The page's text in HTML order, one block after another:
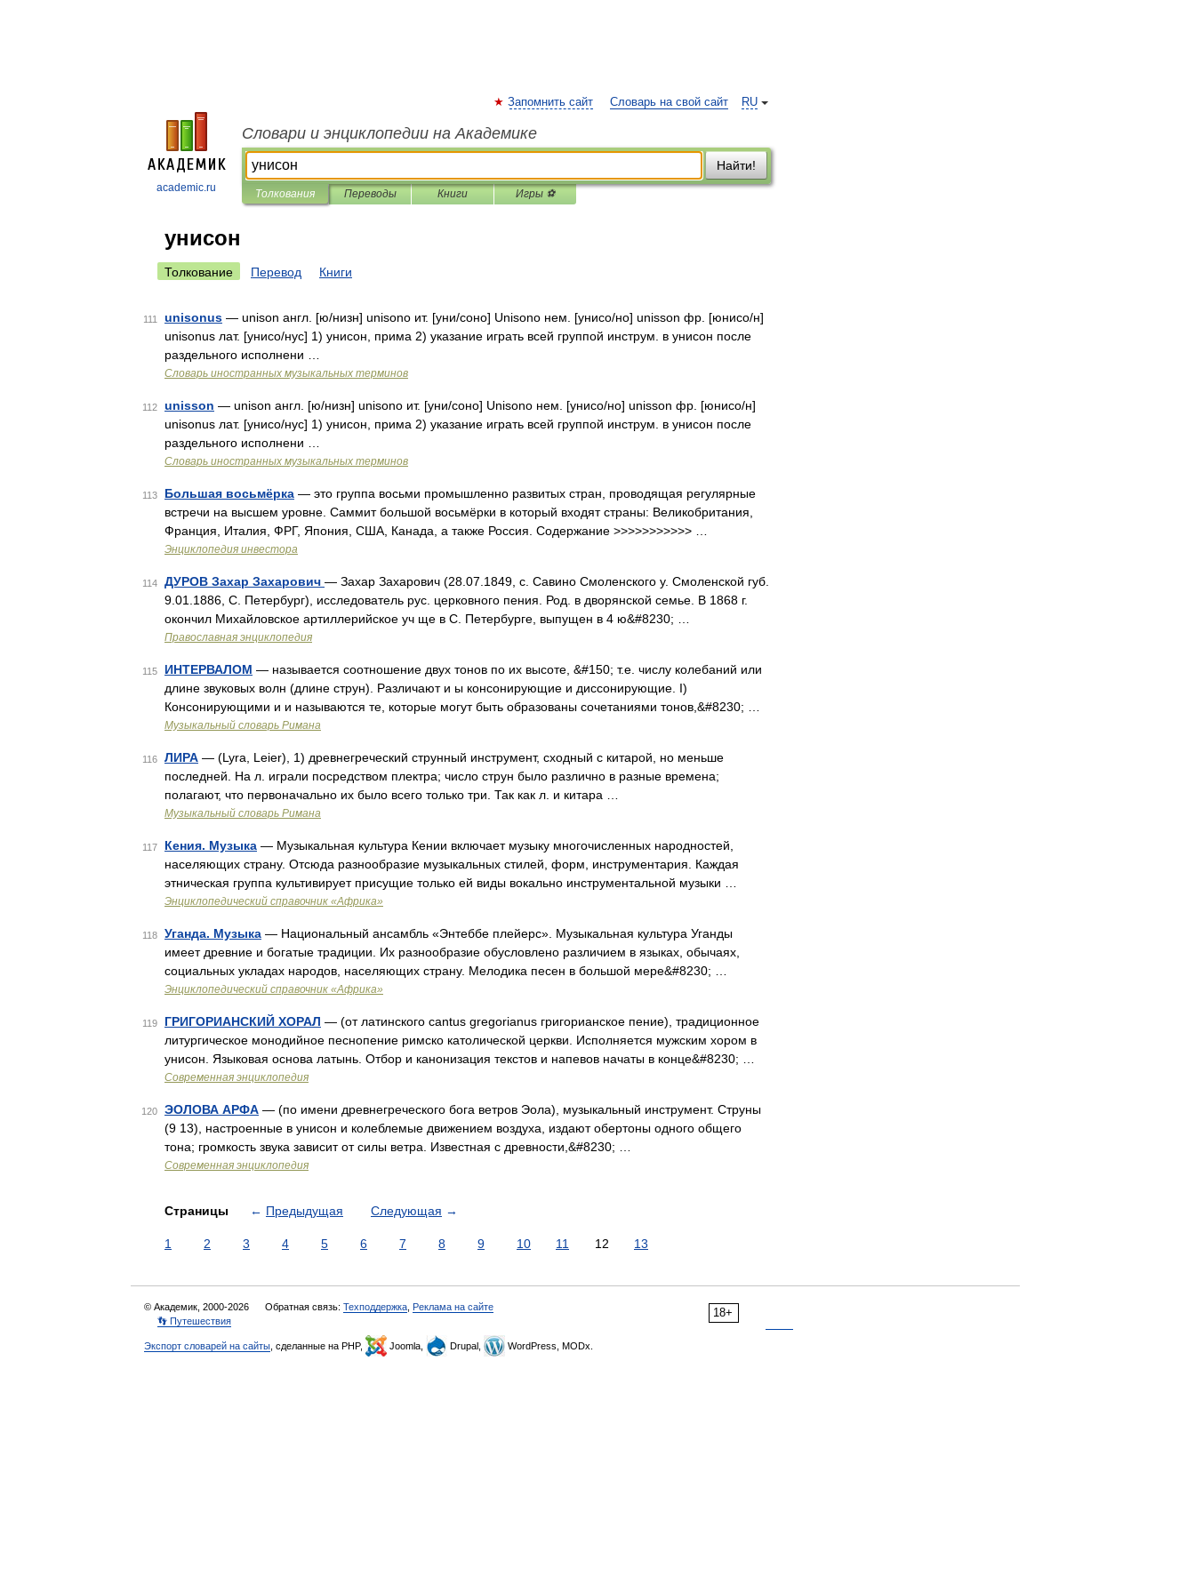
academic.ru
RU
Запомнить сайт Словарь на свой сайт
Словари и энциклопедии на Академике
Найти!
Толкования Переводы Книги Игры ⚽
унисон
Толкование Перевод Книги
111 unisonus — unison англ. [ю/низн] unisono ит. [уни/соно] Unisono нем. [унисо/но] unisson фр. [юнисо/н]
unisonus лат. [унисо/нус] 1) унисон, прима 2) указание играть всей группой инструм. в унисон после
раздельного исполнени …
Словарь иностранных музыкальных терминов
112 unisson — unison англ. [ю/низн] unisono ит. [уни/соно] Unisono нем. [унисо/но] unisson фр. [юнисо/н]
unisonus лат. [унисо/нус] 1) унисон, прима 2) указание играть всей группой инструм. в унисон после
раздельного исполнени …
Словарь иностранных музыкальных терминов
113 Большая восьмёрка — это группа восьми промышленно развитых стран, проводящая регулярные
встречи на высшем уровне. Саммит большой восьмёрки в который входят страны: Великобритания,
Франция, Италия, ФРГ, Япония, США, Канада, а также Россия. Содержание >>>>>>>>>>> …
Энциклопедия инвестора
114 ДУРОВ Захар Захарович — Захар Захарович (28.07.1849, с. Савино Смоленского у. Смоленской губ.
9.01.1886, С. Петербург), исследователь рус. церковного пения. Род. в дворянской семье. В 1868 г.
окончил Михайловское артиллерийское уч ще в С. Петербурге, выпущен в 4 ю&#8230; …
Православная энциклопедия
115 ИНТЕРВАЛОМ — называется соотношение двух тонов по их высоте, &#150; т.е. числу колебаний или
длине звуковых волн (длине струн). Различают и ы консонирующие и диссонирующие. I)
Консонирующими и и называются те, которые могут быть образованы сочетаниями тонов,&#8230; …
Музыкальный словарь Римана
116 ЛИРА — (Lyra, Leier), 1) древнегреческий струнный инструмент, сходный с китарой, но меньше
последней. На л. играли посредством плектра; число струн было различно в разные времена;
полагают, что первоначально их было всего только три. Так как л. и китара …
Музыкальный словарь Римана
117 Кения. Музыка — Музыкальная культура Кении включает музыку многочисленных народностей,
населяющих страну. Отсюда разнообразие музыкальных стилей, форм, инструментария. Каждая
этническая группа культивирует присущие только ей виды вокально инструментальной музыки …
Энциклопедический справочник «Африка»
118 Уганда. Музыка — Национальный ансамбль «Энтеббе плейерс». Музыкальная культура Уганды
имеет древние и богатые традиции. Их разнообразие обусловлено различием в языках, обычаях,
социальных укладах народов, населяющих страну. Мелодика песен в большой мере&#8230; …
Энциклопедический справочник «Африка»
119 ГРИГОРИАНСКИЙ ХОРАЛ — (от латинского cantus gregorianus григорианское пение), традиционное
литургическое монодийное песнопение римско католической церкви. Исполняется мужским хором в
унисон. Языковая основа латынь. Отбор и канонизация текстов и напевов начаты в конце&#8230; …
Современная энциклопедия
120 ЭОЛОВА АРФА — (по имени древнегреческого бога ветров Эола), музыкальный инструмент. Струны
(9 13), настроенные в унисон и колеблемые движением воздуха, издают обертоны одного общего
тона; громкость звука зависит от силы ветра. Известная с древности,&#8230; …
Современная энциклопедия
Страницы ← Предыдущая Следующая →
1 2 3 4 5 6 7 8 9 10 11 12 13
18+
© Академик, 2000-2026 Обратная связь: Техподдержка Реклама на сайте
👣 Путешествия
Экспорт словарей на сайты , сделанные на PHP, Joomla, Drupal, WordPress, MODx.